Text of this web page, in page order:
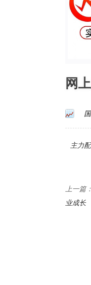
网
主力
上一篇：
业成长